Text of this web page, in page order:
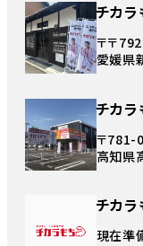
チカ
〒〒
愛媛県
チカ
〒781-
高知県
チカ
現在準